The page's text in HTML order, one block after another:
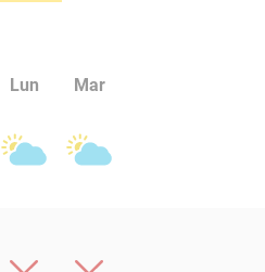
Lun Mar